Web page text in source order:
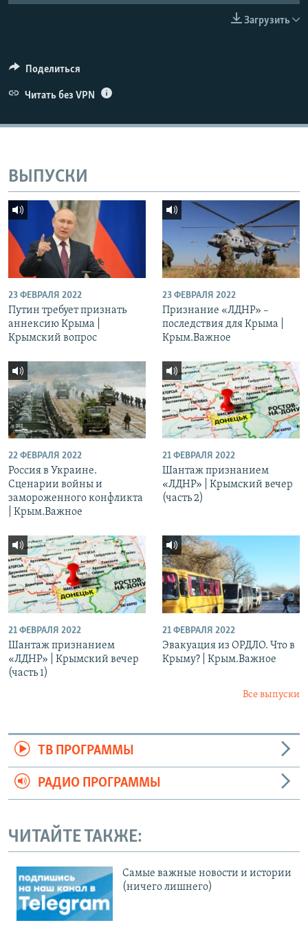
ELIFBE
УКРАИНСКАЯ ПРОБЛЕМА КРЫМА
Загрузить
Поделиться
Читать без VPN
ВЫПУСКИ
23 ФЕВРАЛЯ 2022
Путин требует признать
аннексию Крыма |
Крымский вопрос
23 ФЕВРАЛЯ 2022
Признание «ЛДНР» –
последствия для Крыма |
Крым.Важное
22 ФЕВРАЛЯ 2022
Россия в Украине.
Сценарии войны и
замороженного конфликта
| Крым.Важное
21 ФЕВРАЛЯ 2022
Шантаж признанием
«ЛДНР» | Крымский вечер
(часть 2)
21 ФЕВРАЛЯ 2022
Шантаж признанием
«ЛДНР» | Крымский вечер
(часть 1)
21 ФЕВРАЛЯ 2022
Эвакуация из ОРДЛО. Что в
Крыму? | Крым.Важное
Все выпуски
ТВ ПРОГРАММЫ
РАДИО ПРОГРАММЫ
ЧИТАЙТЕ ТАКЖЕ:
Cамые важные новости и истории
(ничего лишнего)